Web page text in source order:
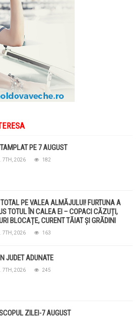
PE 7 AUGUST
7TH, 2026 182
PE VALEA ALMĂJULUI! FURTUNA A
TOTUL ÎN CALEA EI – COPACI CĂZUȚI,
BLOCAȚE, CURENT TĂIAT ȘI GRĂDINI
DE GRINDINĂ!
7TH, 2026 163
JUDET ADUNATE
7TH, 2026 245
ZILEI-7 AUGUST